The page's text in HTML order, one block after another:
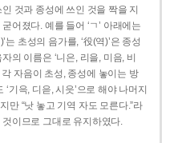
것과 종성에 쓰인 것을 짝을 지
어졌다. 예를 들어 ‘ㄱ’ 아래에는
는 초성의 음가를, ‘役(역)’은 종성
의 이름은 ‘니은, 리을, 미음, 비
각 자음이 초성, 종성에 놓이는 방
‘기윽, 디읃, 시읏’으로 해야 나머지
만 “낫 놓고 기역 자도 모른다.”라
이므로 그대로 유지하였다.